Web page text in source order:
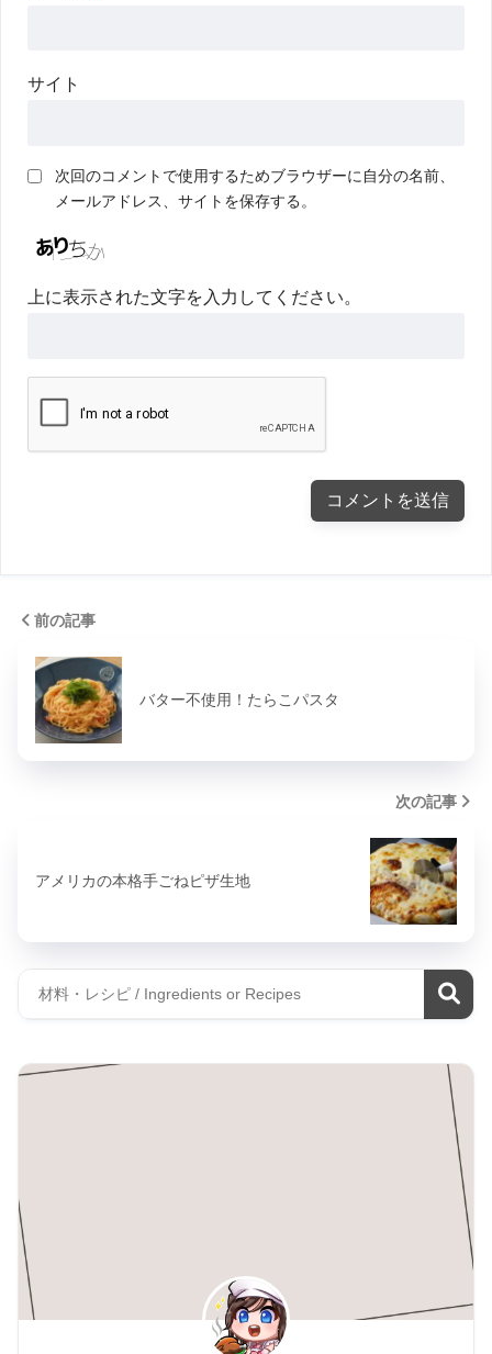
サイト
次回のコメントで使用するためブラウザーに自分の名前、
メールアドレス、サイトを保存する。
上に表示された文字を入力してください。
前の記事
バター不使用！たらこパスタ
次の記事
アメリカの本格手ごねピザ生地